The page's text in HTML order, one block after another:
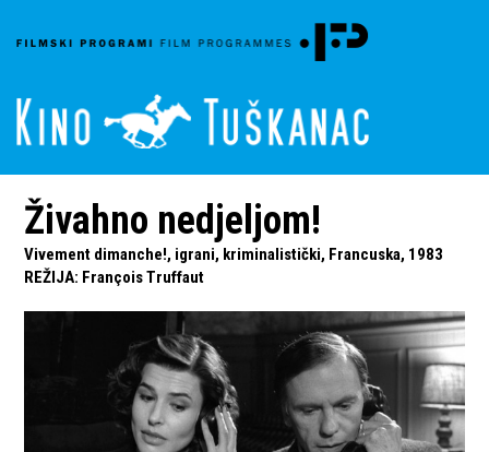
Živahno nedjeljom!
Vivement dimanche!, igrani, kriminalistički, Francuska, 1983
REŽIJA: François Truffaut